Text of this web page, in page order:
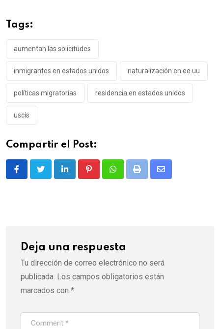
Tags:
aumentan las solicitudes
inmigrantes en estados unidos naturalización en ee.uu
políticas migratorias residencia en estados unidos
uscis
Compartir el Post:
LinkedIn PinterestWhatsappPrint
Share
Deja una respuesta
Tu dirección de correo electrónico no será
publicada. Los campos obligatorios están
marcados con *